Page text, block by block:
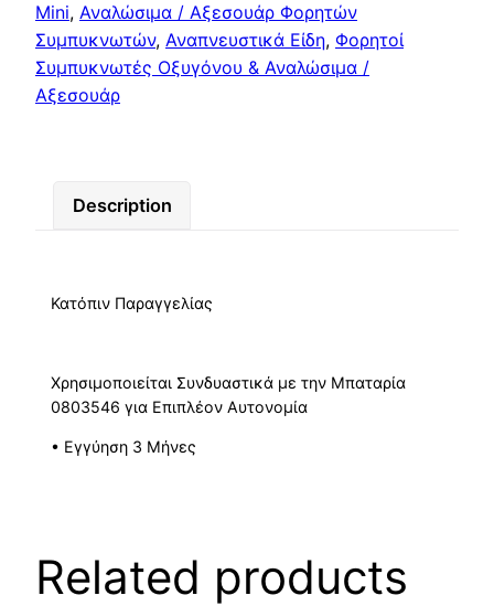
Mini, Αναλώσιμα / Αξεσουάρ Φορητών
Συμπυκνωτών, Αναπνευστικά Είδη, Φορητοί
Συμπυκνωτές Οξυγόνου & Αναλώσιμα /
Αξεσουάρ
Description
Κατόπιν Παραγγελίας
Χρησιμοποιείται Συνδυαστικά με την Μπαταρία
0803546 για Επιπλέον Αυτονομία
• Εγγύηση 3 Mήνες
Related products